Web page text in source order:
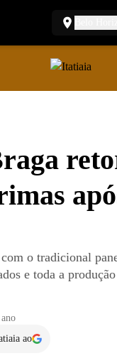
o tradicional
e toda a produção
ao